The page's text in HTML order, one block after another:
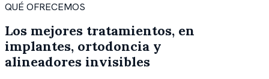
QUÉ OFRECEMOS
Los mejores tratamientos, en
implantes, ortodoncia y
alineadores invisibles